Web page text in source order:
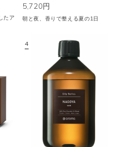
クリア
たア
5,720円
朝と夜、香りで整える夏の1日